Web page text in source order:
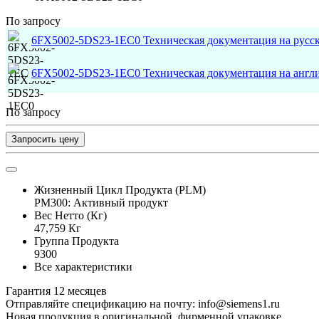
По запросу
6FX5002-5DS23-1EC0 Техническая документация на
6FX5002-5DS23-1EC0 Техническая документация на
По запросу
Запросить цену
Жизненный Цикл Продукта (PLM)
PM300: Активный продукт
Вес Нетто (Кг)
47,759 Кг
Группа Продукта
9300
Все характеристики
Гарантия 12 месяцев
Отправляйте спецификацию на почту: info@siemens1.ru
Новая продукция в оригинальной, фирменной упаковке